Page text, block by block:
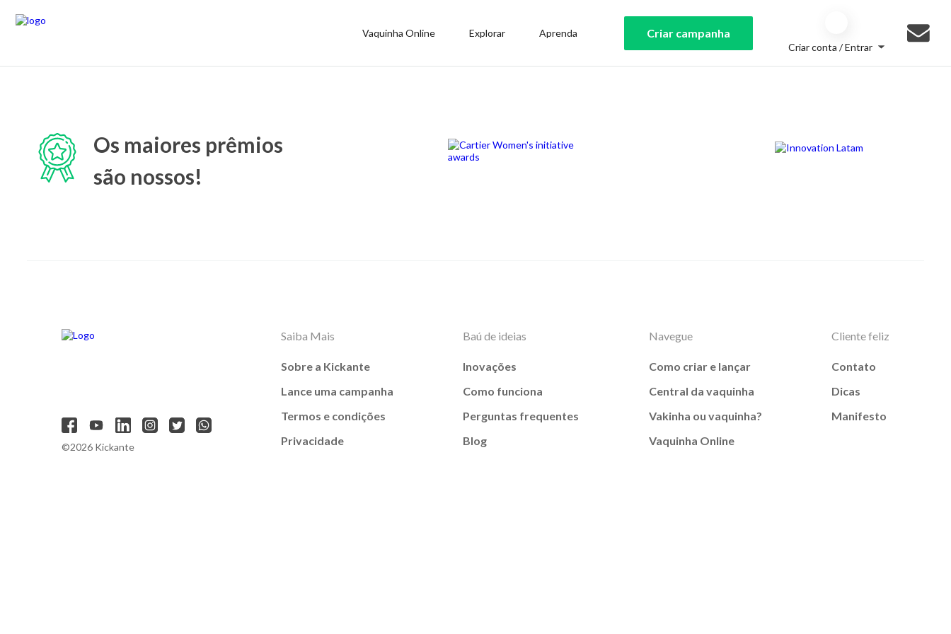
Vaquinha Online Explorar Aprenda Criar campanha
Criar conta / Entrar
Os maiores prêmios
são nossos!
©2026 Kickante
Saiba Mais
Sobre a Kickante
Lance uma campanha
Termos e condições
Privacidade
Baú de ideias
Inovações
Como funciona
Perguntas frequentes
Blog
Navegue
Como criar e lançar
Central da vaquinha
Vakinha ou vaquinha?
Vaquinha Online
Cliente feliz
Contato
Dicas
Manifesto